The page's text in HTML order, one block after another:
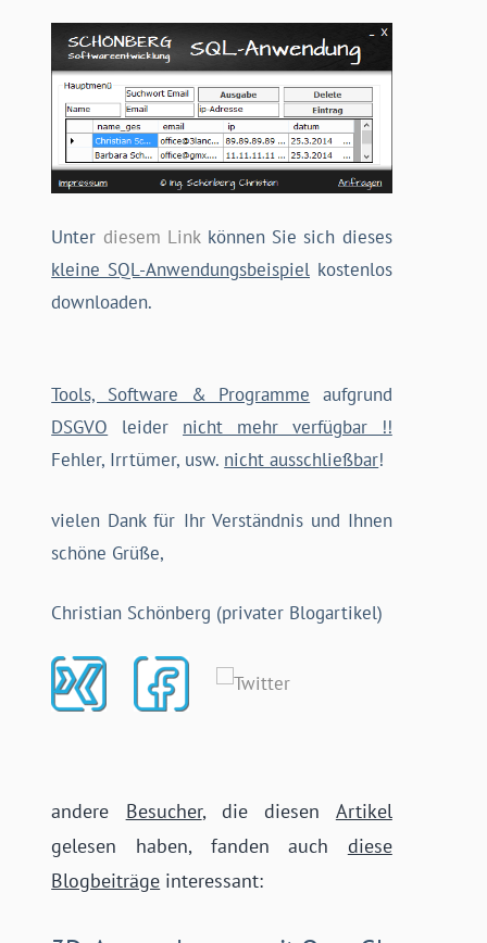
Unter diesem Linkkönnen Sie sich dieses
kleine SQL-Anwendungsbeispiel kostenlos
downloaden.
Tools, Software & Programme aufgrund
DSGVO leider nicht mehr verfügbar !!
Fehler, Irrtümer, usw. nicht ausschließbar!
vielen Dank für Ihr Verständnis und Ihnen
schöne Grüße,
Christian Schönberg (privater Blogartikel)
andere Besucher, die diesen Artikel
gelesen haben, fanden auch diese
Blogbeiträge interessant: